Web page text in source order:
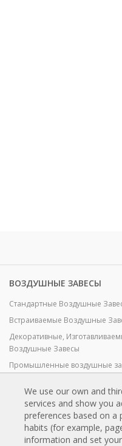
ВОЗДУШНЫЕ ЗАВЕСЫ
Стандартные Воздушные
Встраиваемые Воздушные
Декоративные,
Воздушные Завесы
Промышленные воздушные
Воздушные Завесы для
на Заказ
Воздушные завесы против
Экономичные Воздушные
We use our own and
services and show you
preferences based on
habits (for example,
information and set